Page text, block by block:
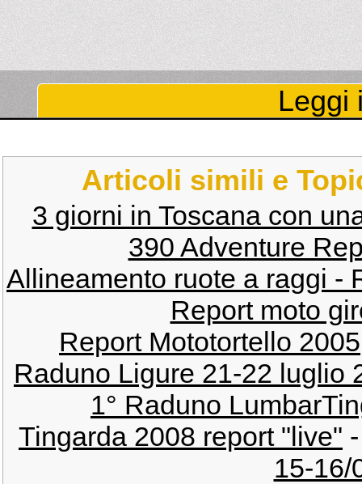
Leggi
Articoli simili e
3 giorni in Toscana con
390 Adventure
Allineamento ruote a raggi -
Report moto
Report Mototortello 2005
Raduno Ligure 21-22 luglio
1° Raduno
Tingarda 2008 report "live"
15-16/